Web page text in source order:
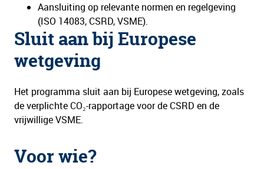
Aansluiting op relevante normen en regelgeving
(ISO 14083, CSRD, VSME).
Sluit aan bij Europese
wetgeving
Het programma sluit aan bij Europese wetgeving, zoals
de verplichte CO₂-rapportage voor de CSRD en de
vrijwillige VSME.
Voor wie?